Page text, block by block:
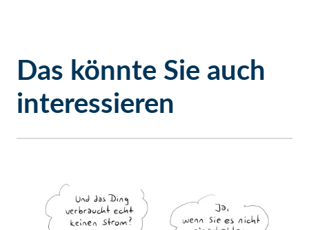
Das könnte Sie auch
interessieren